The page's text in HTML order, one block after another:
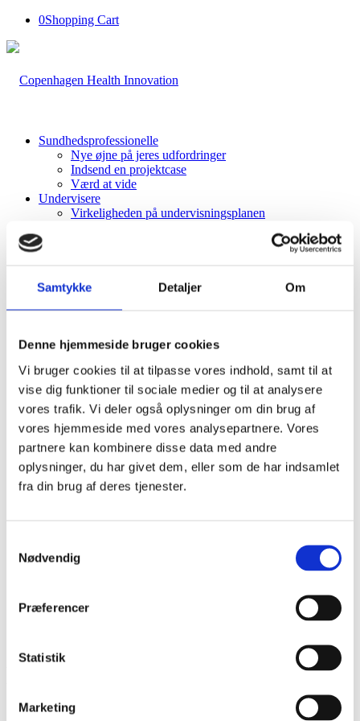
Samtykke Detaljer Om
Denne hjemmeside bruger cookies
Vi bruger cookies til at tilpasse vores indhold, samt til at
vise dig funktioner til sociale medier og til at analysere
vores trafik. Vi deler også oplysninger om din brug af
vores hjemmeside med vores analysepartnere. Vores
partnere kan kombinere disse data med andre
oplysninger, du har givet dem, eller som de har indsamlet
fra din brug af deres tjenester.
Nødvendig
Præferencer
Statistik
Marketing
0Shopping Cart
Sundhedsprofessionelle
Nye øjne på jeres udfordringer
Indsend en projektcase
Værd at vide
Undervisere
Virkeligheden på undervisningsplanen
Værd at vide
About Health Innovators
Apply now
Historier
Publikationer
Nyhedsbrev
Materialebank
Events
OM CHI
Kontakt
Hvorfor CHI?
CHIP